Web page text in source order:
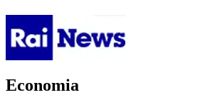
Economia